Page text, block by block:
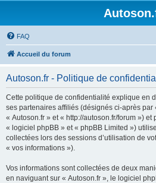
FAQ
Accueil du forum
Autoson.fr - Politique de
Cette politique de confidentialité explique en
ses partenaires affiliés (désignés ci-après par
« Autoson.fr » et « http://autoson.fr/forum »)
« logiciel phpBB » et « phpBB Limited »)
collectées lors des sessions d’utilisation de
« vos informations »).
Vos informations sont collectées de deux
en naviguant sur « Autoson.fr », le logiciel